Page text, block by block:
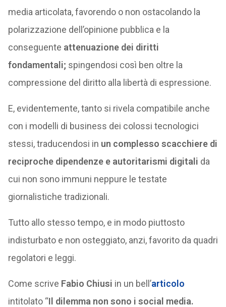
media articolata, favorendo o non ostacolando la
polarizzazione dell’opinione pubblica e la
conseguente attenuazione dei diritti
fondamentali; spingendosi così ben oltre la
compressione del diritto alla libertà di espressione.
E, evidentemente, tanto si rivela compatibile anche
con i modelli di business dei colossi tecnologici
stessi, traducendosi in un complesso scacchiere di
reciproche dipendenze e autoritarismi digitali da
cui non sono immuni neppure le testate
giornalistiche tradizionali.
Tutto allo stesso tempo, e in modo piuttosto
indisturbato e non osteggiato, anzi, favorito da quadri
regolatori e leggi.
Come scrive Fabio Chiusi in un bell’articolo
intitolato “Il dilemma non sono i social media.